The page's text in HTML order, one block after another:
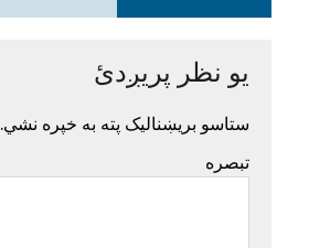
یو نظر پریږدئ
ستاسو بریښنالیک پته به خپره نشي.
تبصره